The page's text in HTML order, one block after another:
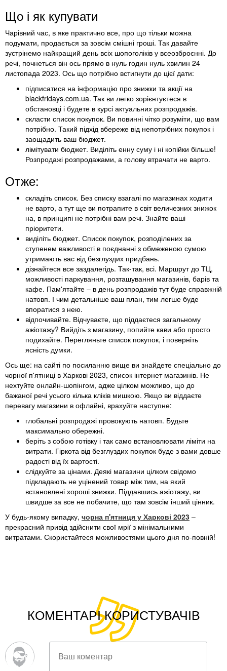
Що і як купувати
Чарівний час, в яке практично все, про що тільки можна
подумати, продається за зовсім смішні гроші. Так давайте
зустрінемо найкращий день всіх шопоголіків у всеозброєнні. До
речі, почнеться він ось прямо в нуль годин нуль хвилин 24
листопада 2023. Ось що потрібно встигнути до цієї дати:
підписатися на інформацію про знижки та акції на
blackfridays.com.ua. Так ви легко зорієнтуєтеся в
обстановці і будете в курсі актуальних розпродажів.
скласти список покупок. Ви повинні чітко розуміти, що вам
потрібно. Такий підхід вбереже від непотрібних покупок і
заощадить ваш бюджет.
лімітувати бюджет. Виділіть енну суму і ні копійки більше!
Розпродажі розпродажами, а голову втрачати не варто.
Отже:
складіть список. Без списку взагалі по магазинах ходити
не варто, а тут ще ви потрапите в світ величезних знижок
на, в принципі не потрібні вам речі. Знайте ваші
пріоритети.
виділіть бюджет. Список покупок, розподілених за
ступенем важливості в поєднанні з обмеженою сумою
утримають вас від безглуздих придбань.
дізнайтеся все заздалегідь. Так-так, всі. Маршрут до ТЦ,
можливості паркування, розташування магазинів, барів та
кафе. Пам'ятайте – в день розпродажів тут буде справжній
натовп. І чим детальніше ваш план, тим легше буде
впоратися з нею.
відпочивайте. Відчуваєте, що піддаєтеся загальному
ажіотажу? Вийдіть з магазину, попийте кави або просто
подихайте. Перегляньте список покупок, і поверніть
ясність думки.
Ось ще: на сайті по посиланню вище ви знайдете спеціально до
чорної п'ятниці в Харкові 2023, список інтернет магазинів. Не
нехтуйте онлайн-шопінгом, адже цілком можливо, що до
бажаної речі усього кілька кліків мишкою. Якщо ви віддаєте
перевагу магазини в офлайні, врахуйте наступне:
глобальні розпродажі провокують натовп. Будьте
максимально обережні.
беріть з собою готівку і так само встановлювати ліміти на
витрати. Гіркота від безглуздих покупок буде з вами довше
радості від їх вартості.
слідкуйте за цінами. Деякі магазини цілком свідомо
підкладають не уцінений товар між тим, на який
встановлені хороші знижки. Піддавшись ажіотажу, ви
швидше за все не побачите, що там зовсім інший цінник.
У будь-якому випадку, чорна п'ятниця у Харкові 2023 –
прекрасний привід здійснити свої мрії з мінімальними
витратами. Скористайтеся можливостями цього дня по-повній!
КОМЕНТАРІ КОРИСТУВАЧІВ